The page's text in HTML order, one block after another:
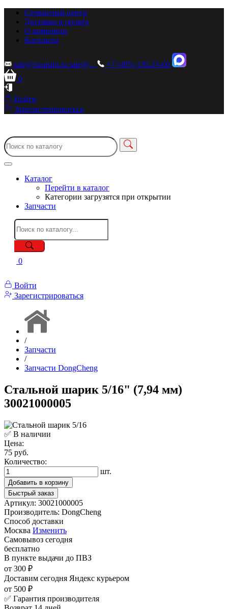
Сервисный центр
Доставка и оплата
О компании
Контакты
sale@zionstm.ru sale@...
+7 (495) 136-23-00
0
Войти
Зарегистрироваться
Каталог
Перейти в каталог
Категории загрузятся при открытии
Запчасти
0
Войти
Зарегистрироваться
/
Запчасти
/
Запчасти DongCheng
Стальной шарик 5/16" (7,94 мм)
30021000005
✅ В наличии
Цена:
75 руб.
Количество:
шт.
Добавить в корзину
Быстрый заказ
Артикул: 30021000005
Производитель: DongCheng
Способ доставки
Москва Изменить
Самовывоз сегодня
бесплатно
В пункте выдачи до ПВЗ
от 300 ₽
Доставим сегодня Яндекс курьером
от 500 ₽
✅ Гарантия производителя